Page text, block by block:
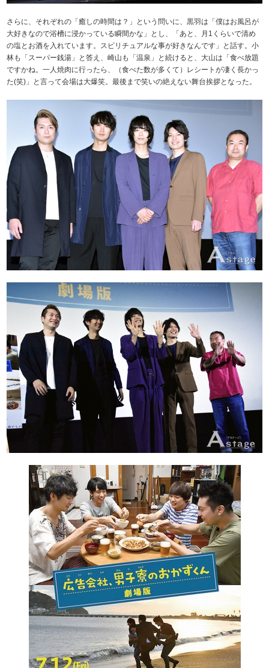
さらに、それぞれの「癒しの時間は？」という問いに、黒羽は「僕はお風呂が
大好きなので浴槽に浸かっている瞬間かな」とし、「あと、月1くらいで清め
の塩とお酒を入れています。スピリチュアルな事が好きなんです」と話す。小
林も「スーパー銭湯」と答え、崎山も「温泉」と続けると、大山は「食べ放題
ですかね。一人焼肉に行ったら、（食べた数が多くて）レシートが凄く長かっ
た(笑)」と言って会場は大爆笑。最後まで笑いの絶えない舞台挨拶となった。